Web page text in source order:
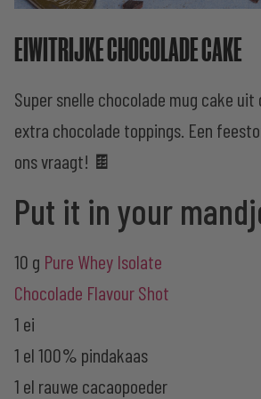
EIWITRIJKE CHOCOLADE CAKE
Super snelle chocolade mug cake
extra chocolade toppings. Een
ons vraagt! 🍫
Put it in your
10 g Pure Whey Isolate
Chocolade Flavour Shot
1 ei
1 el 100% pindakaas
1 el rauwe cacaopoeder